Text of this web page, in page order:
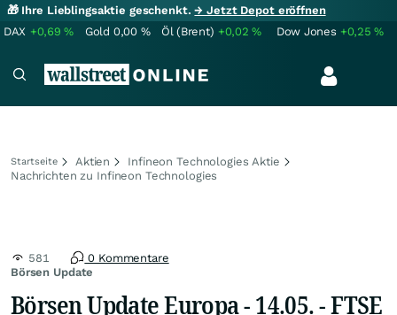
🎁 Ihre Lieblingsaktie geschenkt.→ Jetzt Depot eröffnen
DAX +0,69% Gold 0,00 % Öl (Brent) +0,02% Dow Jones +0,25%
Startseite Aktien
Infineon Technologies Aktie
Nachrichten zu Infineon Technologies
Börsen Update
581 0 Kommentare
Börsen Update Europa - 14.05. - FTSE